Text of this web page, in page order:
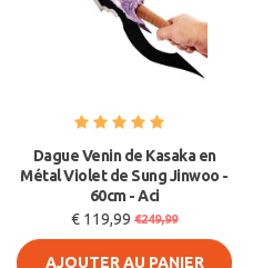
Dague Venin de Kasaka en
Métal Violet de Sung Jinwoo -
60cm - Aci
€ 119,99 €249,99
AJOUTER AU PANIER